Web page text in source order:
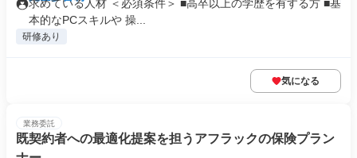
求めている人材 ＜必須条件＞ ■高卒以上の学歴を有する方 ■基
本的なPCスキルや 操...
研修あり
気になる
業務委託
既契約者への最適化提案を担うアフラックの保険プラン